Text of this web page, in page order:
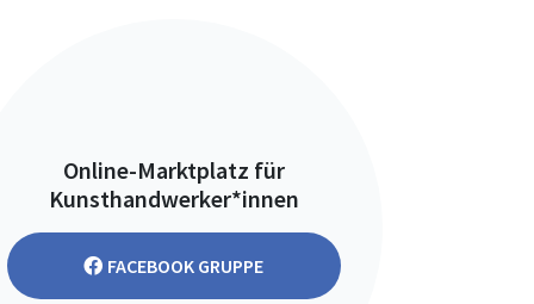
Online-Marktplatz für
Kunsthandwerker*innen
FACEBOOK GRUPPE